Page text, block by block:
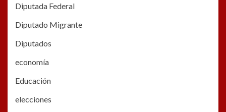
Diputada Federal
Diputado Migrante
Diputados
economía
Educación
elecciones